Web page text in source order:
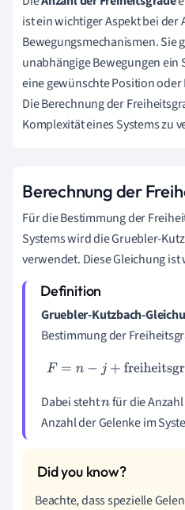
ist ein wichtiger Aspekt bei der
Bewegungsmechanismen. Sie
unabhängige Bewegungen ein
eine gewünschte Position
Die Berechnung der
Komplexität eines Systems zu
Berechnung der
Für die Bestimmung der
Systems wird die Gruebler-
verwendet. Diese Gleichung
Gruebler-Kutzbach-
Bestimmung der
F =n−j +
Dabei stehtnfür die
Anzahl der Gelenke im
Beachte, dass spezielle